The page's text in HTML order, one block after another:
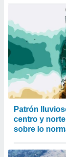
Patrón
centro y
sobre lo